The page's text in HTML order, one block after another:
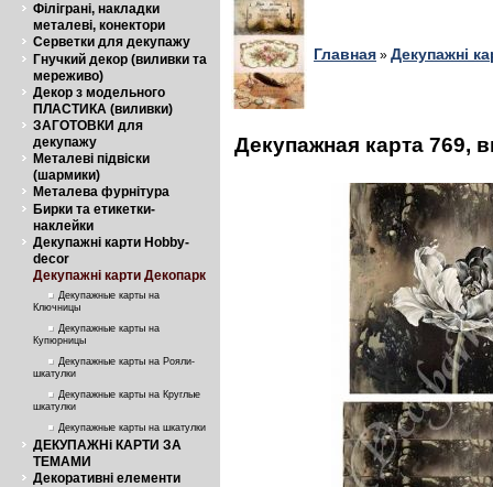
Філіграні, накладки
металеві, конектори
Серветки для декупажу
Гнучкий декор (виливки та
мереживо)
Декор з модельного
ПЛАСТИКА (виливки)
ЗАГОТОВКИ для
декупажу
Металеві підвіски
(шармики)
Металева фурнітура
Бирки та етикетки-
наклейки
Декупажні карти Hobby-
decor
Декупажні карти Декопарк
Декупажные карты на
Ключницы
Декупажные карты на
Купюрницы
Декупажные карты на Рояли-
шкатулки
Декупажные карты на Круглые
шкатулки
Декупажные карты на шкатулки
ДЕКУПАЖНі КАРТИ ЗА
ТЕМАМИ
Декоративні елементи
Главная » Декупажні
Декупажная карта 769,